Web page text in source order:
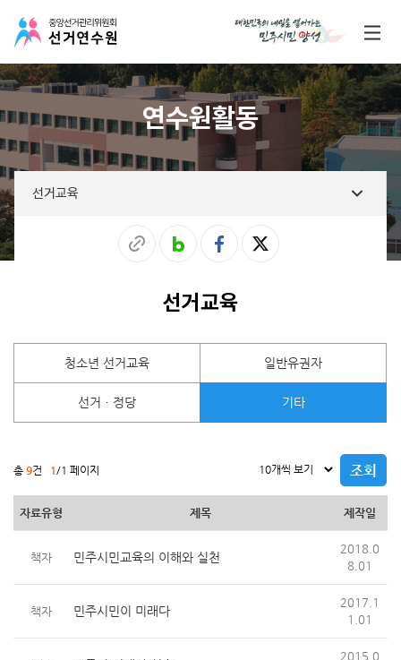
연수원활동
선거교육
선거교육
청소년 선거교육 일반유권자
선거ㆍ정당 기타
총 9건 1/1 페이지 조회
자료유형 제목 제작일
책자 민주시민교육의 이해와 실천
2018.0
8.01
책자 민주시민이 미래다
2017.1
1.01
2015.0